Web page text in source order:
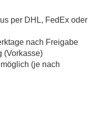
per DHL, FedEx oder
nach Freigabe
(Vorkasse)
(je nach